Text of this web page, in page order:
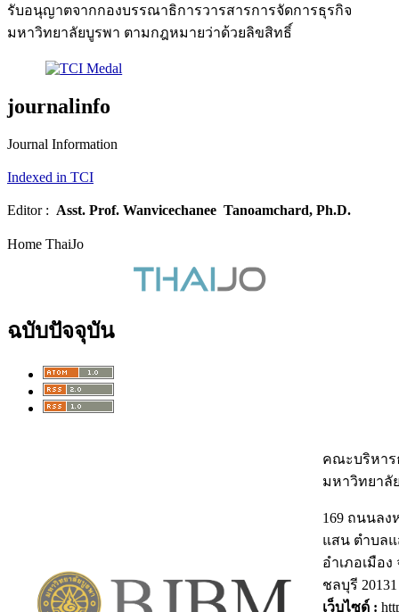
รับอนุญาตจากกองบรรณาธิการวารสารการจัดการธุรกิจ
มหาวิทยาลัยบูรพา ตามกฎหมายว่าด้วยลิขสิทธิ์
journalinfo
Journal Information
Indexed in TCI
Editor : Asst. Prof. Wanvicechanee Tanoamchard, Ph.D.
Home ThaiJo
ฉบับปัจจุบัน
คณะบริหาร
มหาวิทยาลั
169 ถนนลง
แสน ตำบล
อำเภอเมือง
ชลบุรี 20131
เว็บไซด์ :